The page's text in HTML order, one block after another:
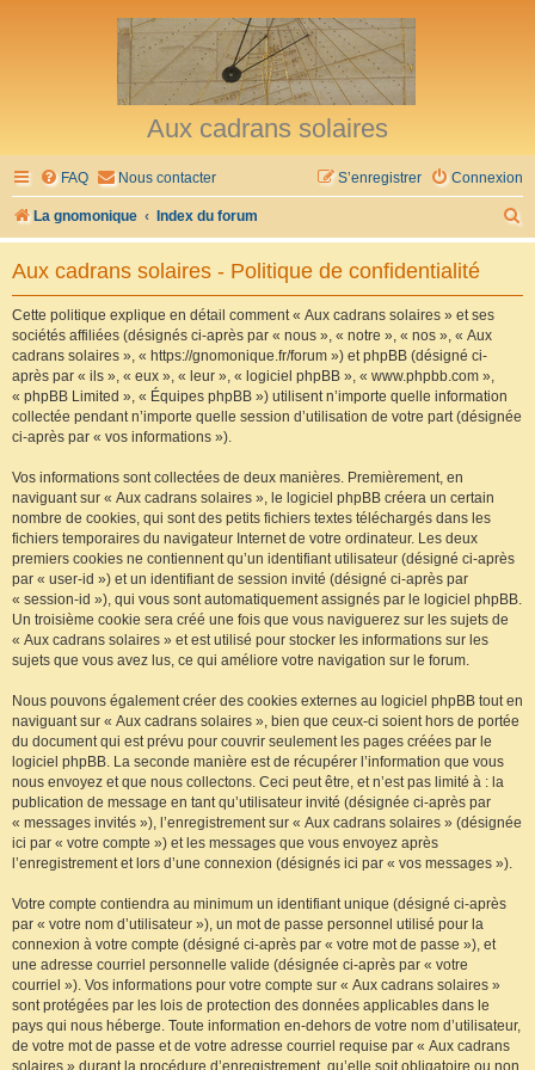
Aux cadrans solaires
FAQ Nous contacter Connexion
S’enregistrer
La gnomonique Index du forum
e
Aux cadrans solaires - Politique de confidentialité
Cette politique explique en détail comment « Aux cadrans solaires » et ses
sociétés affiliées (désignés ci-après par « nous », « notre », « nos », « Aux
cadrans solaires », « https://gnomonique.fr/forum ») et phpBB (désigné ci-
après par « ils », « eux », « leur », « logiciel phpBB », « www.phpbb.com »,
« phpBB Limited », « Équipes phpBB ») utilisent n’importe quelle information
collectée pendant n’importe quelle session d’utilisation de votre part (désignée
ci-après par « vos informations »).
Vos informations sont collectées de deux manières. Premièrement, en
naviguant sur « Aux cadrans solaires », le logiciel phpBB créera un certain
nombre de cookies, qui sont des petits fichiers textes téléchargés dans les
fichiers temporaires du navigateur Internet de votre ordinateur. Les deux
premiers cookies ne contiennent qu’un identifiant utilisateur (désigné ci-après
par « user-id ») et un identifiant de session invité (désigné ci-après par
« session-id »), qui vous sont automatiquement assignés par le logiciel phpBB.
Un troisième cookie sera créé une fois que vous naviguerez sur les sujets de
« Aux cadrans solaires » et est utilisé pour stocker les informations sur les
sujets que vous avez lus, ce qui améliore votre navigation sur le forum.
Nous pouvons également créer des cookies externes au logiciel phpBB tout en
naviguant sur « Aux cadrans solaires », bien que ceux-ci soient hors de portée
du document qui est prévu pour couvrir seulement les pages créées par le
logiciel phpBB. La seconde manière est de récupérer l’information que vous
nous envoyez et que nous collectons. Ceci peut être, et n’est pas limité à : la
publication de message en tant qu’utilisateur invité (désignée ci-après par
« messages invités »), l’enregistrement sur « Aux cadrans solaires » (désignée
ici par « votre compte ») et les messages que vous envoyez après
l’enregistrement et lors d’une connexion (désignés ici par « vos messages »).
Votre compte contiendra au minimum un identifiant unique (désigné ci-après
par « votre nom d’utilisateur »), un mot de passe personnel utilisé pour la
connexion à votre compte (désigné ci-après par « votre mot de passe »), et
une adresse courriel personnelle valide (désignée ci-après par « votre
courriel »). Vos informations pour votre compte sur « Aux cadrans solaires »
sont protégées par les lois de protection des données applicables dans le
pays qui nous héberge. Toute information en-dehors de votre nom d’utilisateur,
de votre mot de passe et de votre adresse courriel requise par « Aux cadrans